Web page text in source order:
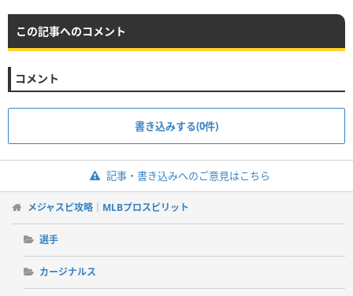
この記事へのコメント
コメント
書き込みする(0件)
記事・書き込みへのご意見はこちら
メジャスピ攻略｜MLBプロスピリット
選手
カージナルス